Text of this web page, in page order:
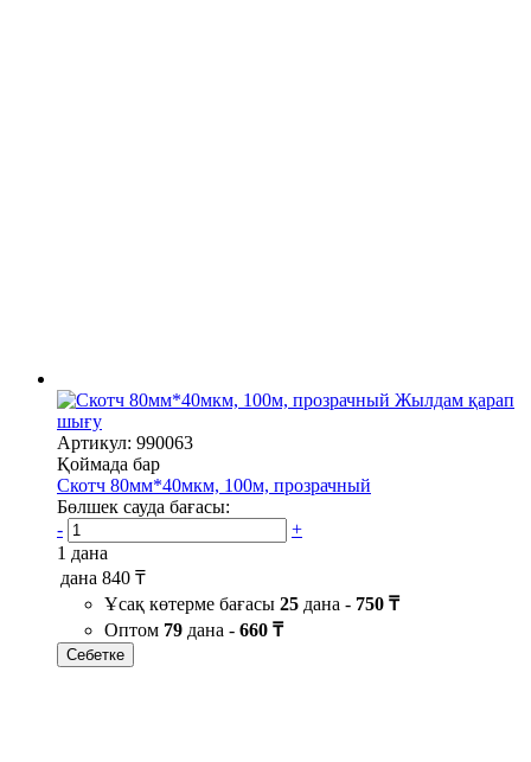
Жылдам қарап
шығу
Артикул: 990063
Қоймада бар
Скотч 80мм*40мкм, 100м, прозрачный
Бөлшек сауда бағасы:
-
+
1 дана
дана 840 ₸
Ұсақ көтерме бағасы 25 дана - 750 ₸
Оптом 79 дана - 660 ₸
Себетке